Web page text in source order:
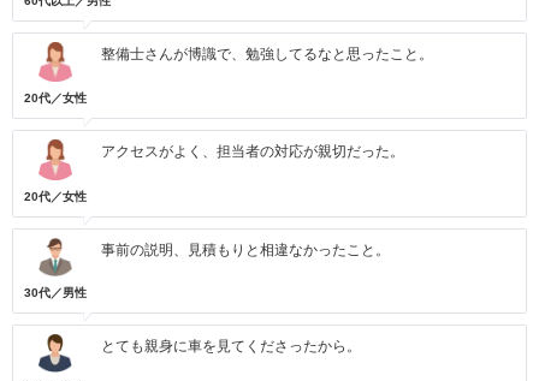
20代／女性
整備士さんが博識で、勉強してるなと思ったこと。
20代／女性
アクセスがよく、担当者の対応が親切だった。
30代／男性
事前の説明、見積もりと相違なかったこと。
とても親身に車を見てくださったから。